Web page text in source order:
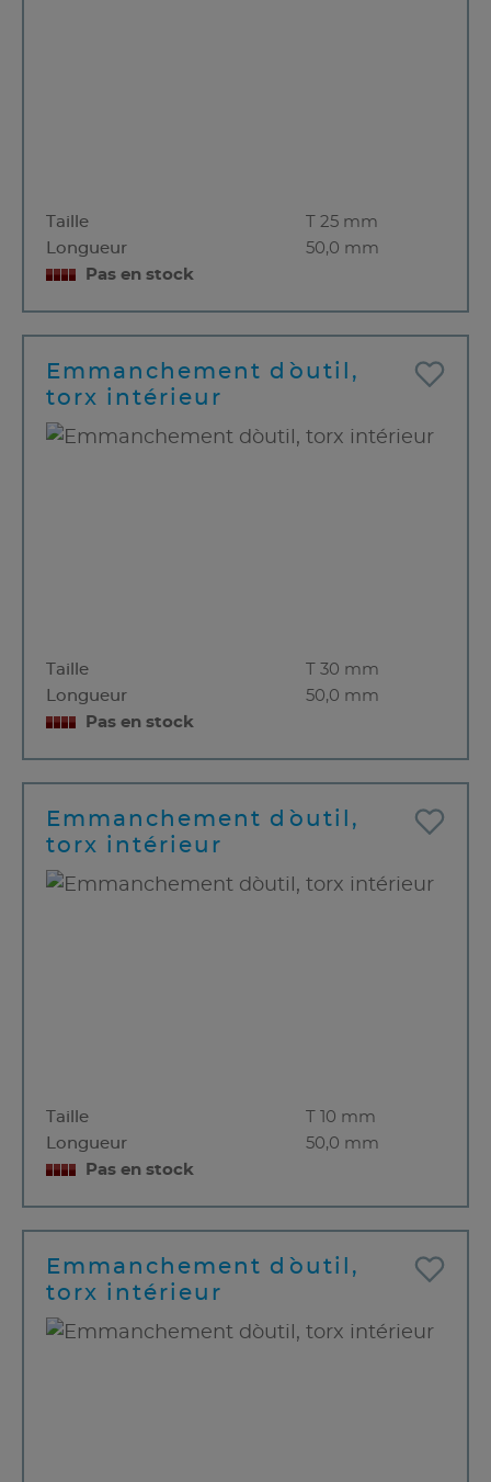
Taille
T 25 mm
Longueur
50,0 mm
Pas en stock
Emmanchement d`outil,
torx intérieur
Taille
T 30 mm
Longueur
50,0 mm
Pas en stock
Emmanchement d`outil,
torx intérieur
Taille
T 10 mm
Longueur
50,0 mm
Pas en stock
Emmanchement d`outil,
torx intérieur